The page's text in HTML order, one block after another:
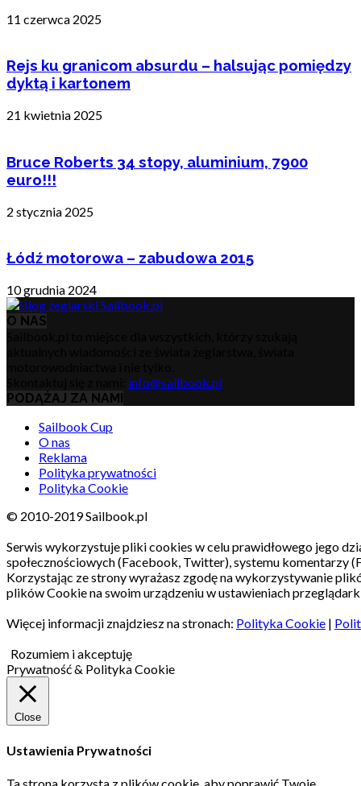
11 czerwca 2025
Rejs ku granicom absurdu – halsując pomiędzy
dyktą i kartonem
21 kwietnia 2025
Bruce Roberts 34 stopy, aluminium, 7900
euro!!!
2 stycznia 2025
Łódź motorowa – zabudowa 2015
10 grudnia 2024
O NAS
info@sailbook.pl
PODĄŻAJ ZA NAMI
Sailbook Cup
O nas
Reklama
Polityka prywatności
Polityka Cookie
© 2010-2019 Sailbook.pl
Serwis wykorzystuje pliki cookies w celu prawidłowego jego
społecznościowych (Facebook, Twitter), systemu komentarzy
Korzystając ze strony wyrażasz zgodę na wykorzystywanie
plików Cookie na swoim urządzeniu w ustawieniach
Więcej informacji znajdziesz na stronach: Polityka Cookie |
Rozumiem i akceptuję
Prywatność & Polityka Cookie
Close
Ustawienia Prywatności
Ta strona korzysta z plików cookie, aby poprawić Twoje